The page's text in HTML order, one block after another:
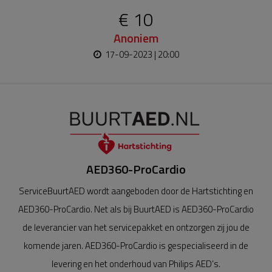
€ 10
Anoniem
17-09-2023 | 20:00
AED360-ProCardio
ServiceBuurtAED wordt aangeboden door de Hartstichting en
AED360-ProCardio. Net als bij BuurtAED is AED360-ProCardio
de leverancier van het servicepakket en ontzorgen zij jou de
komende jaren. AED360-ProCardio is gespecialiseerd in de
levering en het onderhoud van Philips AED’s.